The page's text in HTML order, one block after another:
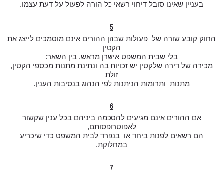
בעניין שאינו סובל דיחוי רשאי כל הורה לפעול על דעת עצמו.
5
החוק קובע שורה של פעולות שבהן ההורים אינם מוסמכים לייצג את
הקטין
בלי שבית המשפט אישרן מראש. בין השאר:
מכירה של דירה שלקטין יש זכויות בה ונתינת מתנות מכספי הקטין,
זולת
מתנות ותרומות הניתנות לפי הנהוג בנסיבות הענין.
6
אם ההורים אינם מגיעים להסכמה ביניהם בכל ענין שקשור
לאפוטרופסותם,
הם רשאים לפנות ביחד או בנפרד לבית המשפט כדי שיכריע
במחלוקת.
7